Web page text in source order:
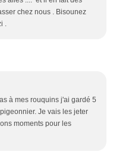
chez nous . Bisounez
.
à mes rouquins j'ai gardé 5
Je vais les jeter
moments pour les